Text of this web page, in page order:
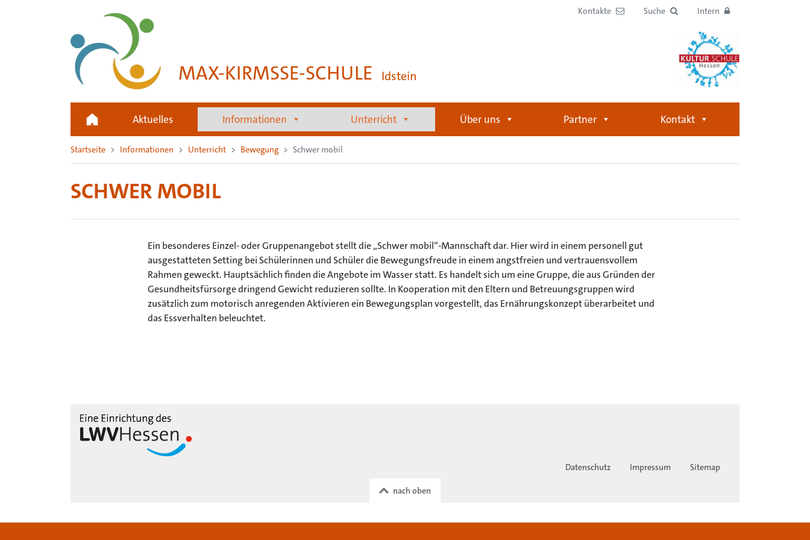
MAX-KIRMSSE-SCHULE Idstein
Kontakte Suche Intern
Aktuelles Informationen Unterricht Über uns Partner Kontakt
Startseite Informationen Unterricht Bewegung Schwer mobil
SCHWER MOBIL
Ein besonderes Einzel- oder Gruppenangebot stellt die „Schwer mobil“-Mannschaft dar. Hier wird in einem personell gut
ausgestatteten Setting bei Schülerinnen und Schüler die Bewegungsfreude in einem angstfreien und vertrauensvollem
Rahmen geweckt. Hauptsächlich finden die Angebote im Wasser statt. Es handelt sich um eine Gruppe, die aus Gründen der
Gesundheitsfürsorge dringend Gewicht reduzieren sollte. In Kooperation mit den Eltern und Betreuungsgruppen wird
zusätzlich zum motorisch anregenden Aktivieren ein Bewegungsplan vorgestellt, das Ernährungskonzept überarbeitet und
das Essverhalten beleuchtet.
Datenschutz Impressum Sitemap
nach oben